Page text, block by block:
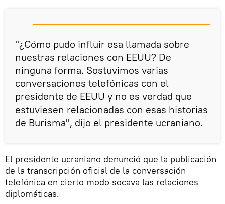
"¿Cómo pudo influir esa llamada sobre
nuestras relaciones con EEUU? De
ninguna forma. Sostuvimos varias
conversaciones telefónicas con el
presidente de EEUU y no es verdad que
estuviesen relacionadas con esas historias
de Burisma", dijo el presidente ucraniano.
El presidente ucraniano denunció que la publicación
de la transcripción oficial de la conversación
telefónica en cierto modo socava las relaciones
diplomáticas.